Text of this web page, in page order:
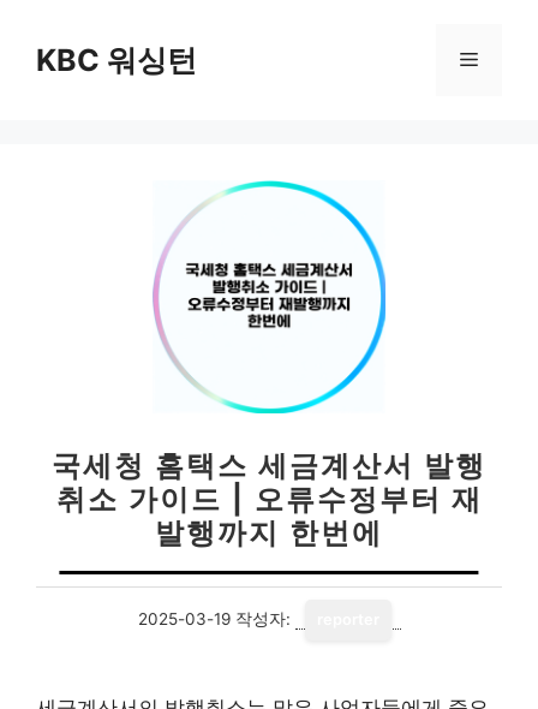
KBC 워싱턴 메
국세청 홈택스 세금계산서 발행
취소 가이드 | 오류수정부터 재
발행까지 한번에
2025-03-19 작성자: